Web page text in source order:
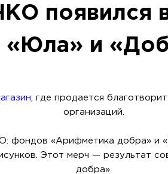
появился
«Юла» и
, где продается
организаций.
фондов «Арифметика добра» и
Этот мерч — результат
добра».